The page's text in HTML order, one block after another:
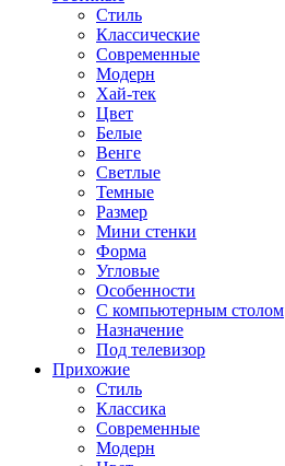
Стиль
Классические
Современные
Модерн
Хай-тек
Цвет
Белые
Венге
Светлые
Темные
Размер
Мини стенки
Форма
Угловые
Особенности
С компьютерным столом
Назначение
Под телевизор
Прихожие
Стиль
Классика
Современные
Модерн